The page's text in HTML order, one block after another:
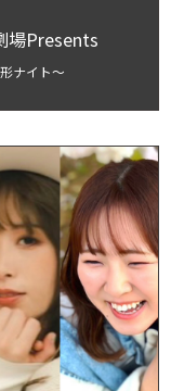
場Presents
ナイト～